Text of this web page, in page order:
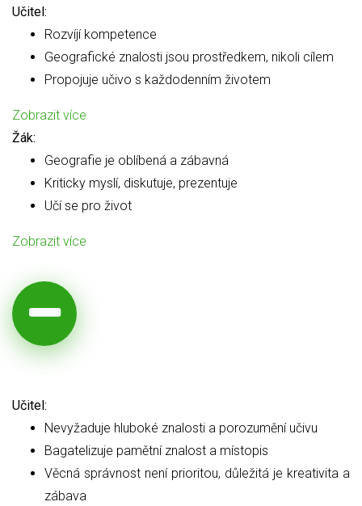
Učitel:
Rozvíjí kompetence
Geografické znalosti jsou prostředkem, nikoli cílem
Propojuje učivo s každodenním životem
Zobrazit více
Žák:
Geografie je oblíbená a zábavná
Kriticky myslí, diskutuje, prezentuje
Učí se pro život
Zobrazit více
Učitel:
Nevyžaduje hluboké znalosti a porozumění učivu
Bagatelizuje pamětní znalost a místopis
Věcná správnost není prioritou, důležitá je kreativita a
zábava